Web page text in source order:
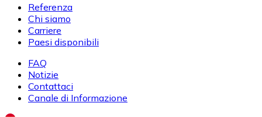
AcquistareAlgorandcon bonifico bancario
ALGO
Referenza
Chi siamo
Carriere
Paesi disponibili
FAQ
Notizie
Contattaci
Canale di Informazione